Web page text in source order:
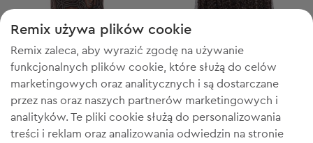
4 = 2
-20% z WELCOME
Sisters Point
Krótka sukienka
Cena początkowa:
29,99 zł
Discount Price:
Obniżona cena:
21,99 zł
Cena sugerowana:
RRP303,00 zł (-92%)
4 = 2
-20% z WELCOME
Długa spódnica
Cena początkowa:
Discount Price:
Obniżona cena:
37,99 zł
Cena sugerowana:
RRP260,00 zł (-85%)
Remix używa plików cookie
Remix zaleca, aby wyrazić zgodę na używanie
funkcjonalnych plików cookie, które służą do celów
marketingowych oraz analitycznych i są dostarczane
przez nas oraz naszych partnerów marketingowych i
analityków. Te pliki cookie służą do personalizowania
treści i reklam oraz analizowania odwiedzin na stronie